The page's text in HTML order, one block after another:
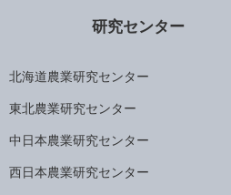
研究センター
北海道農業研究センター
東北農業研究センター
中日本農業研究センター
西日本農業研究センター